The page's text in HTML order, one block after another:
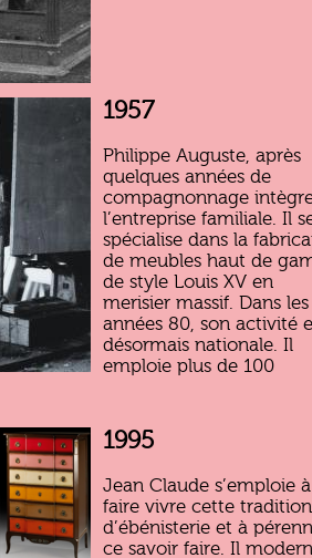
1957
Philippe Auguste, après
quelques années de
compagnonnage
l’entreprise familiale. Il
spécialise dans la
de meubles haut de
de style Louis XV en
merisier massif. Dans les
années 80, son activité
désormais nationale. Il
emploie plus de 100
1995
Jean Claude s’emploie à
faire vivre cette tradition
d’ébénisterie et à
ce savoir faire. Il